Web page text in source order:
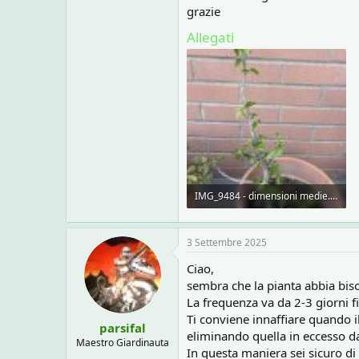
grazie
Allegati
IMG_9484 - dimensioni medie.jpeg
107,9 KB · Visite: 18
parsifal
Maestro Giardinauta
3 Settembre 2025
Ciao,
sembra che la pianta abbia
La frequenza va da 2-3 giorni
Ti conviene innaffiare quando
eliminando quella in eccesso
In questa maniera sei sicuro